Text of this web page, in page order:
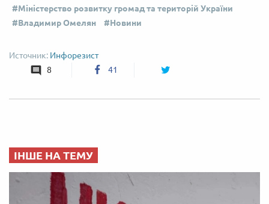
Міністерство розвитку громад та територій України
Владимир Омелян
Новини
Инфорезист
8
41
ІНШЕ НА ТЕМУ